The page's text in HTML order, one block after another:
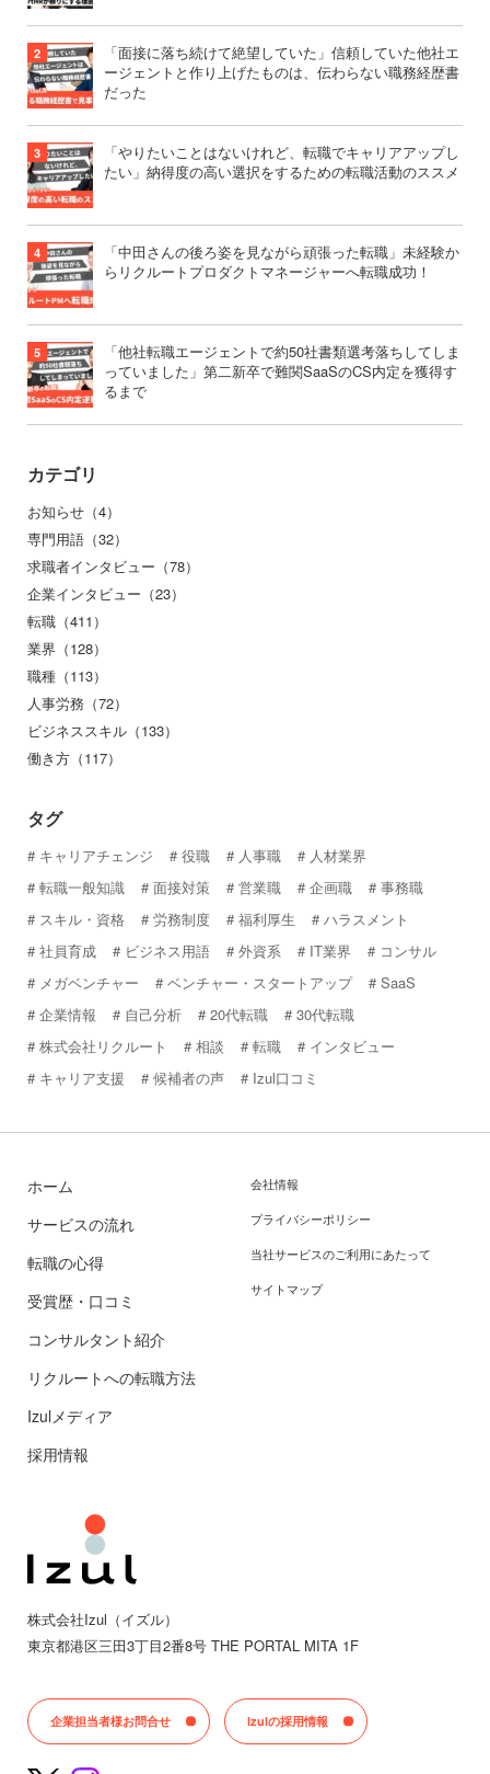
「面接に落ち続けて絶望していた」信頼していた他社エ
ージェントと作り上げたものは、伝わらない職務経歴書
だった
「やりたいことはないけれど、転職でキャリアアップし
たい」納得度の高い選択をするための転職活動のススメ
「中田さんの後ろ姿を見ながら頑張った転職」未経験か
らリクルートプロダクトマネージャーへ転職成功！
「他社転職エージェントで約50社書類選考落ちしてしま
っていました」第二新卒で難関SaaSのCS内定を獲得す
るまで
カテゴリ
お知らせ（4）
専門用語（32）
求職者インタビュー（78）
企業インタビュー（23）
転職（411）
業界（128）
職種（113）
人事労務（72）
ビジネススキル（133）
働き方（117）
タグ
キャリアチェンジ 役職 人事職
人材業界
転職一般知識
面接対策 営業職 企画職
事務職
スキル・資格
労務制度 福利厚生
ハラスメント
社員育成
ビジネス用語 外資系 IT業界
コンサル
メガベンチャー
ベンチャー・スタートアップ
SaaS
企業情報
自己分析 20代転職
30代転職
株式会社リクルート
相談 転職
インタビュー
キャリア支援
候補者の声 Izul口コミ
株式会社Izul（イズル）
東京都港区三田3丁目2番8号 THE PORTAL MITA 1F
企業担当者様お問合せ Izulの採用情報
ホーム
サービスの流れ
転職の心得
受賞歴・口コミ
コンサルタント紹介
リクルートへの転職方法
Izulメディア
採用情報
会社情報
プライバシーポリシー
当社サービスのご利用にあたって
サイトマップ